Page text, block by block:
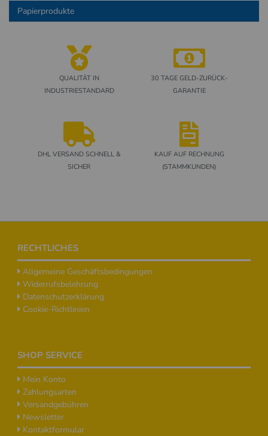
Papierprodukte
QUALITÄT IN
INDUSTRIESTANDARD
30 TAGE GELD-ZURÜCK-
GARANTIE
DHL VERSAND SCHNELL &
SICHER
KAUF AUF RECHNUNG
(STAMMKUNDEN)
RECHTLICHES
Allgemeine Geschäftsbedingungen
Widerrufsbelehrung
Datenschutzerklärung
Cookie-Richtlinien
SHOP SERVICE
Mein Konto
Zahlungsarten
Versandgebühren
Newsletter
Kontaktformular